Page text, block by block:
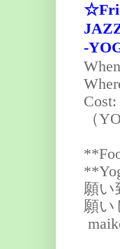
-
（
願い
願い